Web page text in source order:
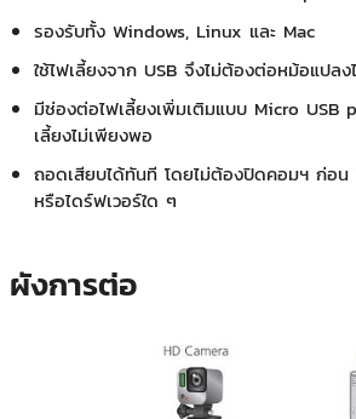
รองรับทั้ง Windows, Linux และ Mac
ใช้ไฟเลี้ยงจาก USB จึงไม่ต้องต่อหม้อแปลง
มีช่องต่อไฟเลี้ยงเพิ่มเติมแบบ Micro
เลี้ยงไม่เพียงพอ
ถอดเสียบได้ทันที โดยไม่ต้องปิดคอมฯ ก่อ
หรือไดร์ฟเวอร์ใด ๆ
ผังการต่อ